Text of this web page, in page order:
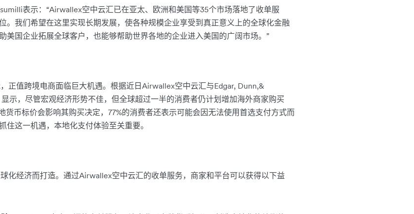
表示：“Airwallex空中云汇已在亚太、欧洲和美国等35个市场落地了收单服
。我们希望在这里实现长期发展，使各种规模企业享受到真正意义上的全球化金融
美国企业拓展全球客户，也能够帮助世界各地的企业进入美国的广阔市场。”
正值跨境电商面临巨大机遇。根据近日Airwallex空中云汇与Edgar, Dunn,&
示，尽管宏观经济形势不佳，但全球超过一半的消费者仍计划增加海外商家购买
货币标价会影响其购买决定，77%的消费者还表示可能会因无法使用首选支付方式而
这一机遇，本地化支付体验至关重要。
化经济而打造。通过Airwallex空中云汇的收单服务，商家和平台可以获得以下益